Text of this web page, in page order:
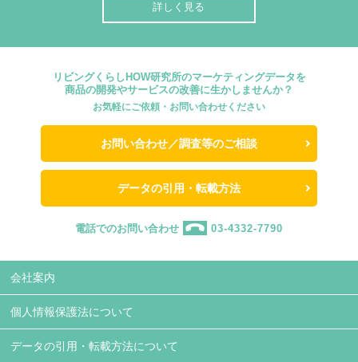
詳しく見る
リビングくらしHOW研究所のマーケティングデータを
商品の開発やサービスの改善に生かしませんか？
お気軽にご依頼・お問い合わせください
お問い合わせ／調査等のご相談
データの引用・転載方法
電話でのお問い合わせ 03-4332-7790
会社案内
個人情報保護法について
データの引用・転載方法について